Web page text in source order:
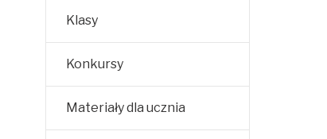
Klasy
Konkursy
Materiały dla ucznia